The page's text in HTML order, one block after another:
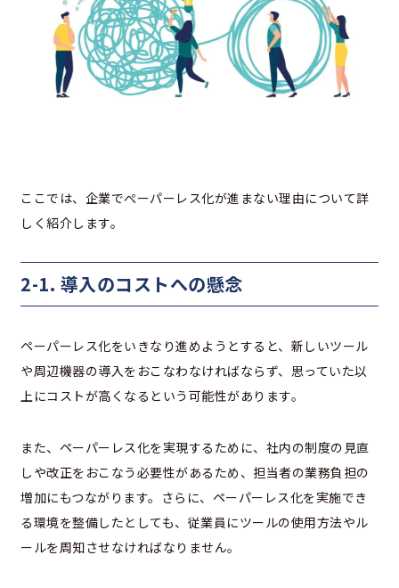
ここでは、企業でぺーパーレス化が進まない理由について詳
しく紹介します。
2-1. 導入のコストへの懸念
ペーパーレス化をいきなり進めようとすると、新しいツール
や周辺機器の導入をおこなわなければならず、思っていた以
上にコストが高くなるという可能性があります。
また、ペーパーレス化を実現するために、社内の制度の見直
しや改正をおこなう必要性があるため、担当者の業務負担の
増加にもつながります。さらに、ペーパーレス化を実施でき
る環境を整備したとしても、従業員にツールの使用方法やル
ールを周知させなければなりません。